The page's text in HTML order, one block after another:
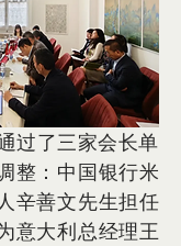
整：中国银行米
辛善文先生担任
意大利总经理王